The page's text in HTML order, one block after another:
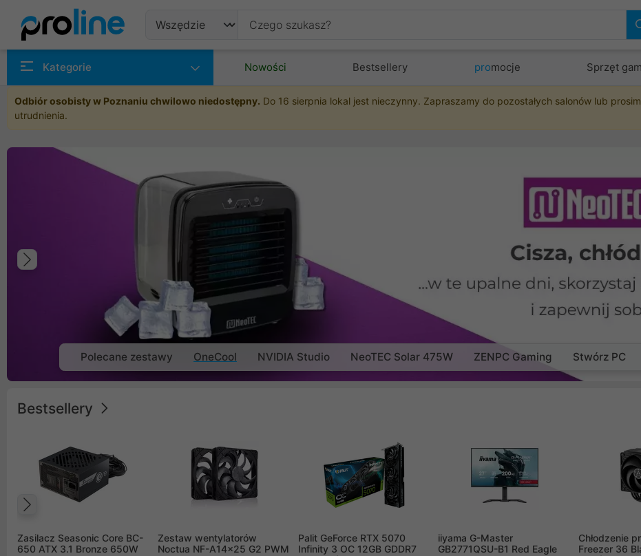
Kategorie Nowości Bestsellery promocje Sprzęt
Odbiór osobisty w Poznaniu chwilowo niedostępny. Do 16 sierpnia lokal jest nieczynny. Zapraszamy do pozostałych salonów lub
utrudnienia.
Poprzedni
Polecane zestawy OneCool NVIDIA Studio NeoTEC Solar 475W ZENPC Gaming Stwórz PC
Bestsellery
Zasilacz Seasonic Core BC-
650 ATX 3.1 Bronze 650W
Zestaw wentylatorów
Noctua NF-A14x25 G2 PWM
Palit GeForce RTX 5070
Infinity 3 OC 12GB GDDR7
iiyama G-Master
GB2771QSU-B1 Red Eagle
Chłodzenie
Freezer 36